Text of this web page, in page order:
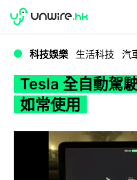
WWDC 2026
科技娛樂 生活科技 汽
Tesla 全自動駕
如常使用